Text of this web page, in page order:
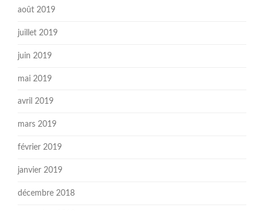
août 2019
juillet 2019
juin 2019
mai 2019
avril 2019
mars 2019
février 2019
janvier 2019
décembre 2018